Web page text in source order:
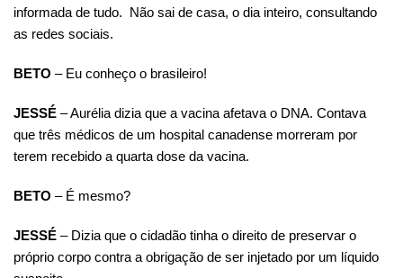
informada de tudo. Não sai de casa, o dia inteiro, consultando
as redes sociais.
BETO – Eu conheço o brasileiro!
JESSÉ – Aurélia dizia que a vacina afetava o DNA. Contava
que três médicos de um hospital canadense morreram por
terem recebido a quarta dose da vacina.
BETO – É mesmo?
JESSÉ – Dizia que o cidadão tinha o direito de preservar o
próprio corpo contra a obrigação de ser injetado por um líquido